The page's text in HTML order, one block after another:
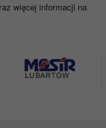
więcej informacji na